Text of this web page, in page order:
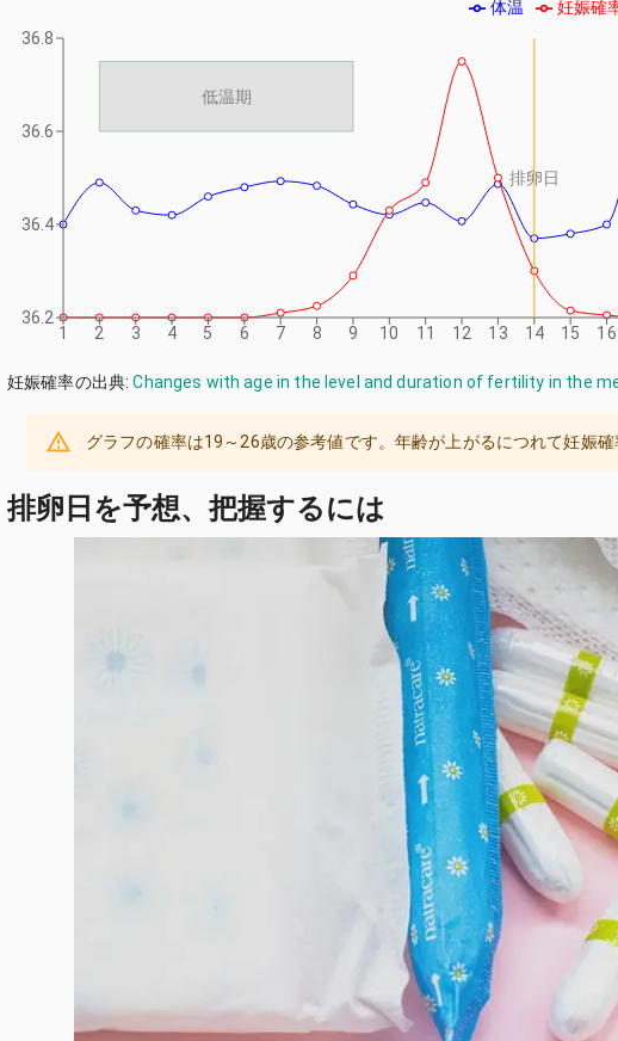
1 2 3 4 5 6 7 8 9 10 11 12 13 14 15 16
低温期
36.2
36.4
36.6
36.8
排卵日
体温 妊娠確
妊娠確率の出典:Changes with age in the level and duration of fertility in the
グラフの確率は19～26歳の参考値です。年齢が上がるにつれて妊娠確
排卵日を予想、把握するには